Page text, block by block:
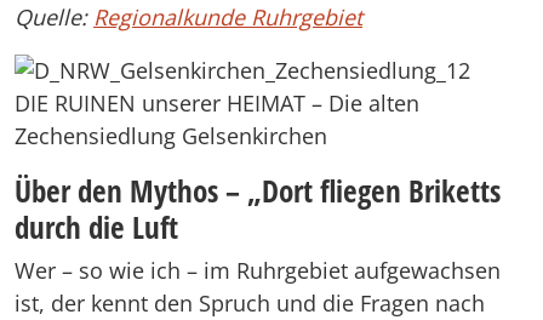
Quelle: Regionalkunde Ruhrgebiet
DIE RUINEN unserer HEIMAT – Die alten
Zechensiedlung Gelsenkirchen
Über den Mythos – „Dort fliegen Briketts
durch die Luft
Wer – so wie ich – im Ruhrgebiet aufgewachsen
ist, der kennt den Spruch und die Fragen nach